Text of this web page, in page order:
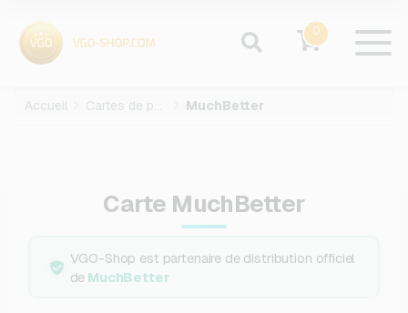
0
Accueil Cartes de paiement MuchBetter
Carte MuchBetter
VGO-Shop est partenaire de distribution officiel
de MuchBetter